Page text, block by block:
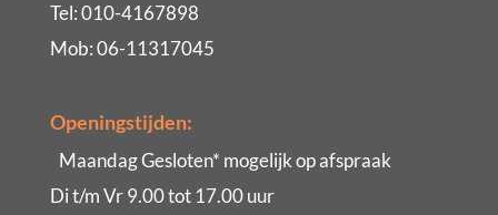
Tel: 010-4167898
Mob: 06-11317045
Openingstijden:
Maandag Gesloten* mogelijk op afspraak
Di t/m Vr 9.00 tot 17.00 uur